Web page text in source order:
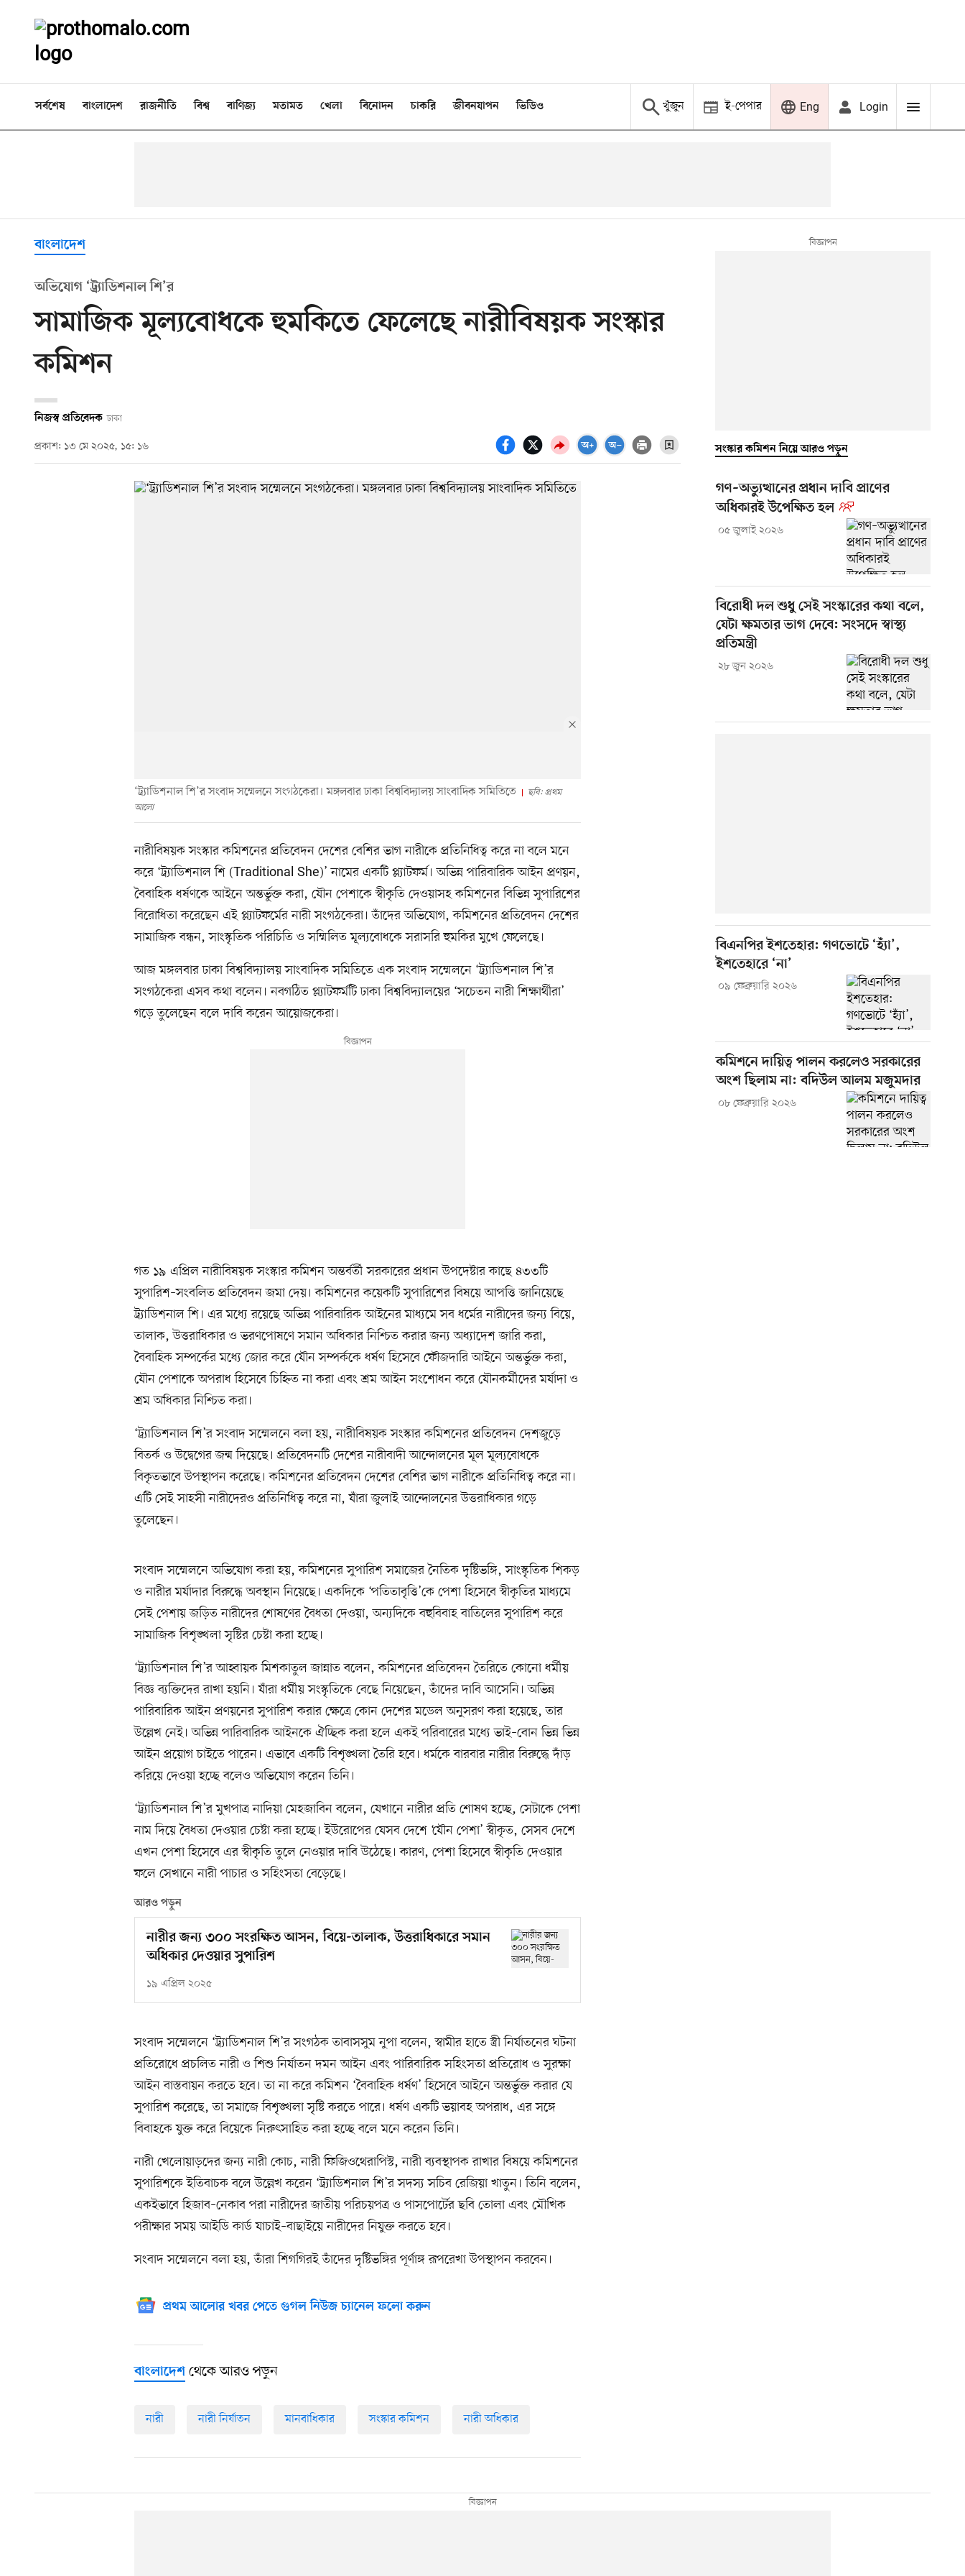
সর্বশেষ বাংলাদেশ রাজনীতি বিশ্ব বাণিজ্য মতামত খেলা বিনোদন চাকরি জীবনযাপন ভিডিও খুঁজুন ই-পেপার Eng Login
বাংলাদেশ
অভিযোগ ‘ট্র্যাডিশনাল শি’র
সামাজিক মূল্যবোধকে হুমকিতে ফেলেছে নারীবিষয়ক সংস্কার
কমিশন
নিজস্ব প্রতিবেদক ঢাকা
প্রকাশ: ১৩ মে ২০২৫, ১৫: ১৬
‘ট্র্যাডিশনাল শি’র সংবাদ সম্মেলনে সংগঠকেরা। মঙ্গলবার ঢাকা বিশ্ববিদ্যালয় সাংবাদিক সমিতিতে
ছবি: প্রথম
আলো
নারীবিষয়ক সংস্কার কমিশনের প্রতিবেদন দেশের বেশির ভাগ নারীকে প্রতিনিধিত্ব করে না বলে মনে
করে ‘ট্র্যাডিশনাল শি (Traditional She)’ নামের একটি প্ল্যাটফর্ম। অভিন্ন পারিবারিক আইন প্রণয়ন,
বৈবাহিক ধর্ষণকে আইনে অন্তর্ভুক্ত করা, যৌন পেশাকে স্বীকৃতি দেওয়াসহ কমিশনের বিভিন্ন সুপারিশের
বিরোধিতা করেছেন এই প্ল্যাটফর্মের নারী সংগঠকেরা। তাঁদের অভিযোগ, কমিশনের প্রতিবেদন দেশের
সামাজিক বন্ধন, সাংস্কৃতিক পরিচিতি ও সম্মিলিত মূল্যবোধকে সরাসরি হুমকির মুখে ফেলেছে।
আজ মঙ্গলবার ঢাকা বিশ্ববিদ্যালয় সাংবাদিক সমিতিতে এক সংবাদ সম্মেলনে ‘ট্র্যাডিশনাল শি’র
সংগঠকেরা এসব কথা বলেন। নবগঠিত প্ল্যাটফর্মটি ঢাকা বিশ্ববিদ্যালয়ের ‘সচেতন নারী শিক্ষার্থীরা’
গড়ে তুলেছেন বলে দাবি করেন আয়োজকেরা।
গত ১৯ এপ্রিল নারীবিষয়ক সংস্কার কমিশন অন্তর্বর্তী সরকারের প্রধান উপদেষ্টার কাছে ৪৩৩টি
সুপারিশ–সংবলিত প্রতিবেদন জমা দেয়। কমিশনের কয়েকটি সুপারিশের বিষয়ে আপত্তি জানিয়েছে
ট্র্যাডিশনাল শি। এর মধ্যে রয়েছে অভিন্ন পারিবারিক আইনের মাধ্যমে সব ধর্মের নারীদের জন্য বিয়ে,
তালাক, উত্তরাধিকার ও ভরণপোষণে সমান অধিকার নিশ্চিত করার জন্য অধ্যাদেশ জারি করা,
বৈবাহিক সম্পর্কের মধ্যে জোর করে যৌন সম্পর্ককে ধর্ষণ হিসেবে ফৌজদারি আইনে অন্তর্ভুক্ত করা,
যৌন পেশাকে অপরাধ হিসেবে চিহ্নিত না করা এবং শ্রম আইন সংশোধন করে যৌনকর্মীদের মর্যাদা ও
শ্রম অধিকার নিশ্চিত করা।
‘ট্র্যাডিশনাল শি’র সংবাদ সম্মেলনে বলা হয়, নারীবিষয়ক সংস্কার কমিশনের প্রতিবেদন দেশজুড়ে
বিতর্ক ও উদ্বেগের জন্ম দিয়েছে। প্রতিবেদনটি দেশের নারীবাদী আন্দোলনের মূল মূল্যবোধকে
বিকৃতভাবে উপস্থাপন করেছে। কমিশনের প্রতিবেদন দেশের বেশির ভাগ নারীকে প্রতিনিধিত্ব করে না।
এটি সেই সাহসী নারীদেরও প্রতিনিধিত্ব করে না, যাঁরা জুলাই আন্দোলনের উত্তরাধিকার গড়ে
তুলেছেন।
সংবাদ সম্মেলনে অভিযোগ করা হয়, কমিশনের সুপারিশ সমাজের নৈতিক দৃষ্টিভঙ্গি, সাংস্কৃতিক শিকড়
ও নারীর মর্যাদার বিরুদ্ধে অবস্থান নিয়েছে। একদিকে ‘পতিতাবৃত্তি’কে পেশা হিসেবে স্বীকৃতির মাধ্যমে
সেই পেশায় জড়িত নারীদের শোষণের বৈধতা দেওয়া, অন্যদিকে বহুবিবাহ বাতিলের সুপারিশ করে
সামাজিক বিশৃঙ্খলা সৃষ্টির চেষ্টা করা হচ্ছে।
‘ট্র্যাডিশনাল শি’র আহ্বায়ক মিশকাতুল জান্নাত বলেন, কমিশনের প্রতিবেদন তৈরিতে কোনো ধর্মীয়
বিজ্ঞ ব্যক্তিদের রাখা হয়নি। যাঁরা ধর্মীয় সংস্কৃতিকে বেছে নিয়েছেন, তাঁদের দাবি আসেনি। অভিন্ন
পারিবারিক আইন প্রণয়নের সুপারিশ করার ক্ষেত্রে কোন দেশের মডেল অনুসরণ করা হয়েছে, তার
উল্লেখ নেই। অভিন্ন পারিবারিক আইনকে ঐচ্ছিক করা হলে একই পরিবারের মধ্যে ভাই–বোন ভিন্ন ভিন্ন
আইন প্রয়োগ চাইতে পারেন। এভাবে একটি বিশৃঙ্খলা তৈরি হবে। ধর্মকে বারবার নারীর বিরুদ্ধে দাঁড়
করিয়ে দেওয়া হচ্ছে বলেও অভিযোগ করেন তিনি।
‘ট্র্যাডিশনাল শি’র মুখপাত্র নাদিয়া মেহজাবিন বলেন, যেখানে নারীর প্রতি শোষণ হচ্ছে, সেটাকে পেশা
নাম দিয়ে বৈধতা দেওয়ার চেষ্টা করা হচ্ছে। ইউরোপের যেসব দেশে ‘যৌন পেশা’ স্বীকৃত, সেসব দেশে
এখন পেশা হিসেবে এর স্বীকৃতি তুলে নেওয়ার দাবি উঠেছে। কারণ, পেশা হিসেবে স্বীকৃতি দেওয়ার
ফলে সেখানে নারী পাচার ও সহিংসতা বেড়েছে।
আরও পড়ুন
নারীর জন্য ৩০০ সংরক্ষিত আসন, বিয়ে-তালাক, উত্তরাধিকারে সমান
অধিকার দেওয়ার সুপারিশ
১৯ এপ্রিল ২০২৫
সংবাদ সম্মেলনে ‘ট্র্যাডিশনাল শি’র সংগঠক তাবাসসুম নুপা বলেন, স্বামীর হাতে স্ত্রী নির্যাতনের ঘটনা
প্রতিরোধে প্রচলিত নারী ও শিশু নির্যাতন দমন আইন এবং পারিবারিক সহিংসতা প্রতিরোধ ও সুরক্ষা
আইন বাস্তবায়ন করতে হবে। তা না করে কমিশন ‘বৈবাহিক ধর্ষণ’ হিসেবে আইনে অন্তর্ভুক্ত করার যে
সুপারিশ করেছে, তা সমাজে বিশৃঙ্খলা সৃষ্টি করতে পারে। ধর্ষণ একটি ভয়াবহ অপরাধ, এর সঙ্গে
বিবাহকে যুক্ত করে বিয়েকে নিরুৎসাহিত করা হচ্ছে বলে মনে করেন তিনি।
নারী খেলোয়াড়দের জন্য নারী কোচ, নারী ফিজিওথেরাপিস্ট, নারী ব্যবস্থাপক রাখার বিষয়ে কমিশনের
সুপারিশকে ইতিবাচক বলে উল্লেখ করেন ‘ট্র্যাডিশনাল শি’র সদস্য সচিব রেজিয়া খাতুন। তিনি বলেন,
একইভাবে হিজাব–নেকাব পরা নারীদের জাতীয় পরিচয়পত্র ও পাসপোর্টের ছবি তোলা এবং মৌখিক
পরীক্ষার সময় আইডি কার্ড যাচাই–বাছাইয়ে নারীদের নিযুক্ত করতে হবে।
সংবাদ সম্মেলনে বলা হয়, তাঁরা শিগগিরই তাঁদের দৃষ্টিভঙ্গির পূর্ণাঙ্গ রূপরেখা উপস্থাপন করবেন।
প্রথম আলোর খবর পেতে গুগল নিউজ চ্যানেল ফলো করুন
বাংলাদেশ থেকে আরও পড়ুন
নারী নারী নির্যাতন মানবাধিকার সংস্কার কমিশন নারী অধিকার
সংস্কার কমিশন নিয়ে আরও পড়ুন
গণ–অভ্যুত্থানের প্রধান দাবি প্রাণের
অধিকারই উপেক্ষিত হল
০৫ জুলাই ২০২৬
বিরোধী দল শুধু সেই সংস্কারের কথা বলে,
যেটা ক্ষমতার ভাগ দেবে: সংসদে স্বাস্থ্য
প্রতিমন্ত্রী
২৮ জুন ২০২৬
বিএনপির ইশতেহার: গণভোটে ‘হ্যাঁ’,
ইশতেহারে ‘না’
০৯ ফেব্রুয়ারি ২০২৬
কমিশনে দায়িত্ব পালন করলেও সরকারের
অংশ ছিলাম না: বদিউল আলম মজুমদার
০৮ ফেব্রুয়ারি ২০২৬